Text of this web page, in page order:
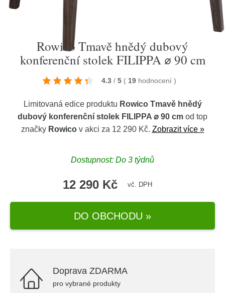
Rowico Tmavě hnědý dubový
konferenční stolek FILIPPA ⌀ 90 cm
4.3 / 5 ( 19 hodnocení )
Limitovaná edice produktu Rowico Tmavě hnědý
dubový konferenční stolek FILIPPA ⌀ 90 cm od top
značky Rowicov akci za 12 290 Kč. Zobrazit více »
Dostupnost: Do 3 týdnů
12 290 Kč vč. DPH
DO OBCHODU »
Doprava ZDARMA
pro vybrané produkty